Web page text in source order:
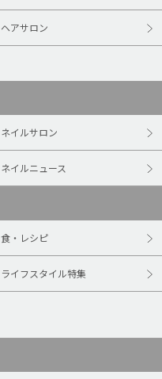
ヘアサロン
ネイルサロン
ネイルニュース
食・レシピ
ライフスタイル特集